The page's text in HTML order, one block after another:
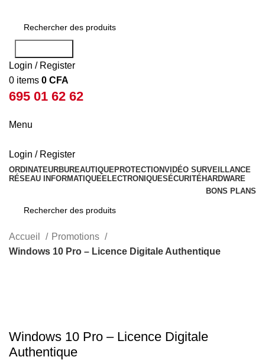
Login / Register
0 items 0 CFA
695 01 62 62
Menu
Login / Register
ORDINATEURBUREAUTIQUEPROTECTIONVIDÉO SURVEILLANCE
RÉSEAU INFORMATIQUEELECTRONIQUESÉCURITÉHARDWARE
BONS PLANS
Rechercher
Accueil
Promotions
Windows 10 Pro – Licence Digitale Authentique
Windows 10 Pro – Licence Digitale
Authentique